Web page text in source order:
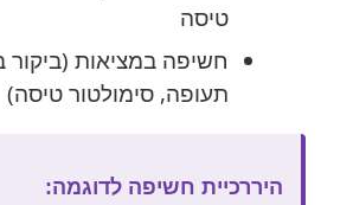
טיסה
חשיפה במציאות
תעופה, סימולטור טיסה)
היררכיית חשיפה לדוגמה: